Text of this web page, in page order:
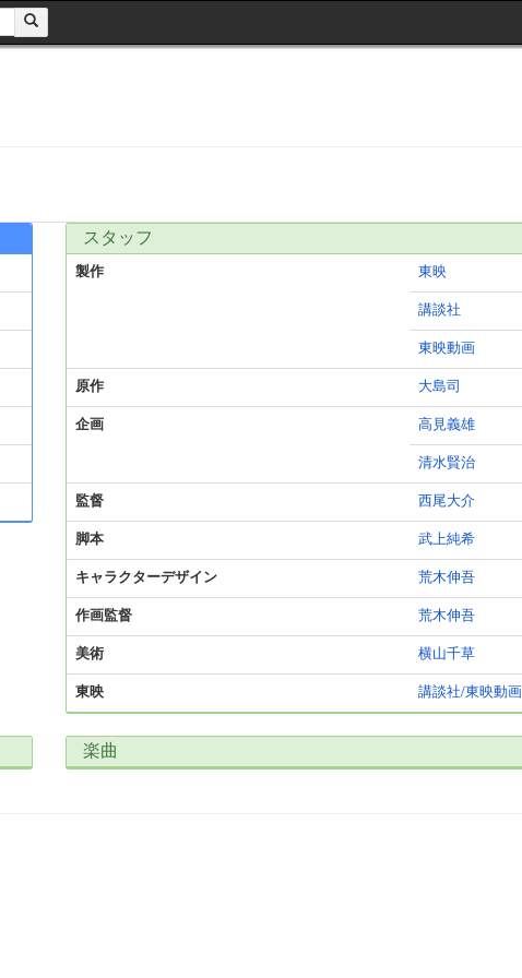
スタッフ
製作 東映
講談社
東映動画
原作 大島司
企画 高見義雄
清水賢治
監督 西尾大介
脚本 武上純希
キャラクターデザイン 荒木伸吾
作画監督 荒木伸吾
美術 横山千草
東映 講談社/東映動画
楽曲